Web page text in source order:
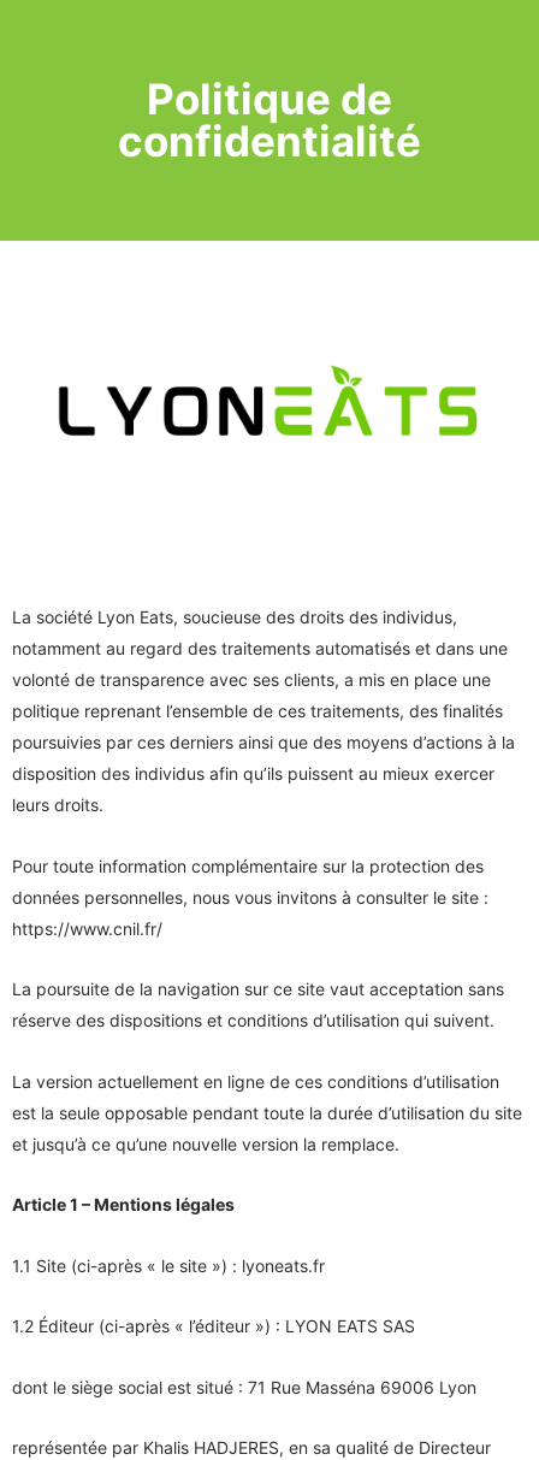
Politique de
confidentialité
La société Lyon Eats, soucieuse des droits des individus,
notamment au regard des traitements automatisés et dans une
volonté de transparence avec ses clients, a mis en place une
politique reprenant l’ensemble de ces traitements, des finalités
poursuivies par ces derniers ainsi que des moyens d’actions à la
disposition des individus afin qu’ils puissent au mieux exercer
leurs droits.
Pour toute information complémentaire sur la protection des
données personnelles, nous vous invitons à consulter le site :
https://www.cnil.fr/
La poursuite de la navigation sur ce site vaut acceptation sans
réserve des dispositions et conditions d’utilisation qui suivent.
La version actuellement en ligne de ces conditions d’utilisation
est la seule opposable pendant toute la durée d’utilisation du site
et jusqu’à ce qu’une nouvelle version la remplace.
Article 1 – Mentions légales
1.1 Site (ci-après « le site ») : lyoneats.fr
1.2 Éditeur (ci-après « l’éditeur ») : LYON EATS SAS
dont le siège social est situé : 71 Rue Masséna 69006 Lyon
représentée par Khalis HADJERES, en sa qualité de Directeur